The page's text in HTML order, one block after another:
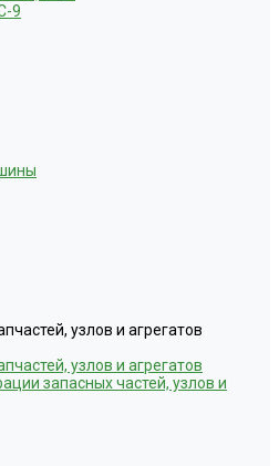
9
узлов и агрегатов
узлов и агрегатов
запасных частей, узлов и